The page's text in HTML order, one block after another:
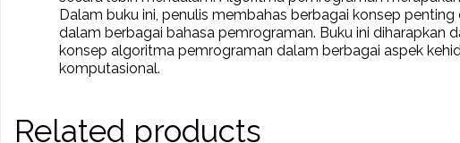
Dalam buku ini, penulis membahas berbagai konsep
dalam berbagai bahasa pemrograman. Buku ini
konsep algoritma pemrograman dalam berbagai aspek
komputasional.
Related products